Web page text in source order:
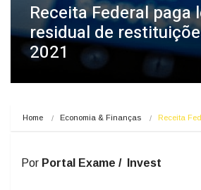
Receita Federal paga
residual de
2021
Home Economia & Finanças Receita
Por Portal Exame / Invest